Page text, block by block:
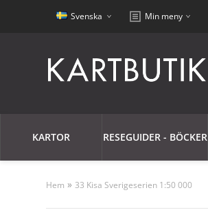
Svenska Min meny
KARTOR RESEGUIDER - BÖCKER
Hem » 33 Kisa Sverigeserien 1:50 000